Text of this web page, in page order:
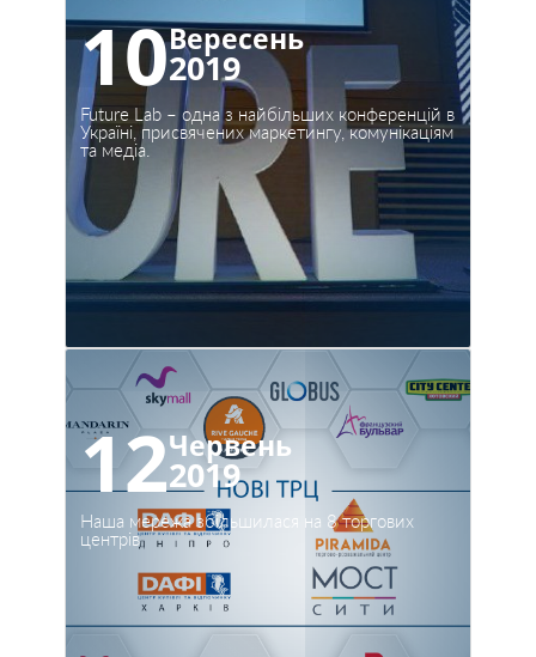
10Вересень
2019
Future Lab – одна з найбільших конференцій в
Україні, присвячених маркетингу, комунікаціям
та медіа.
12Червень
2019
Наша мережа збільшилася на 8 торгових
центрів